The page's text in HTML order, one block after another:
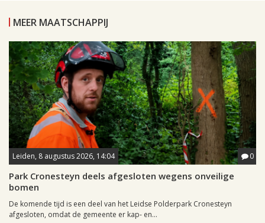
MEER MAATSCHAPPIJ
Leiden, 8 augustus 2026, 14:04 0
Park Cronesteyn deels afgesloten wegens onveilige
bomen
De komende tijd is een deel van het Leidse Polderpark Cronesteyn
afgesloten, omdat de gemeente er kap- en...